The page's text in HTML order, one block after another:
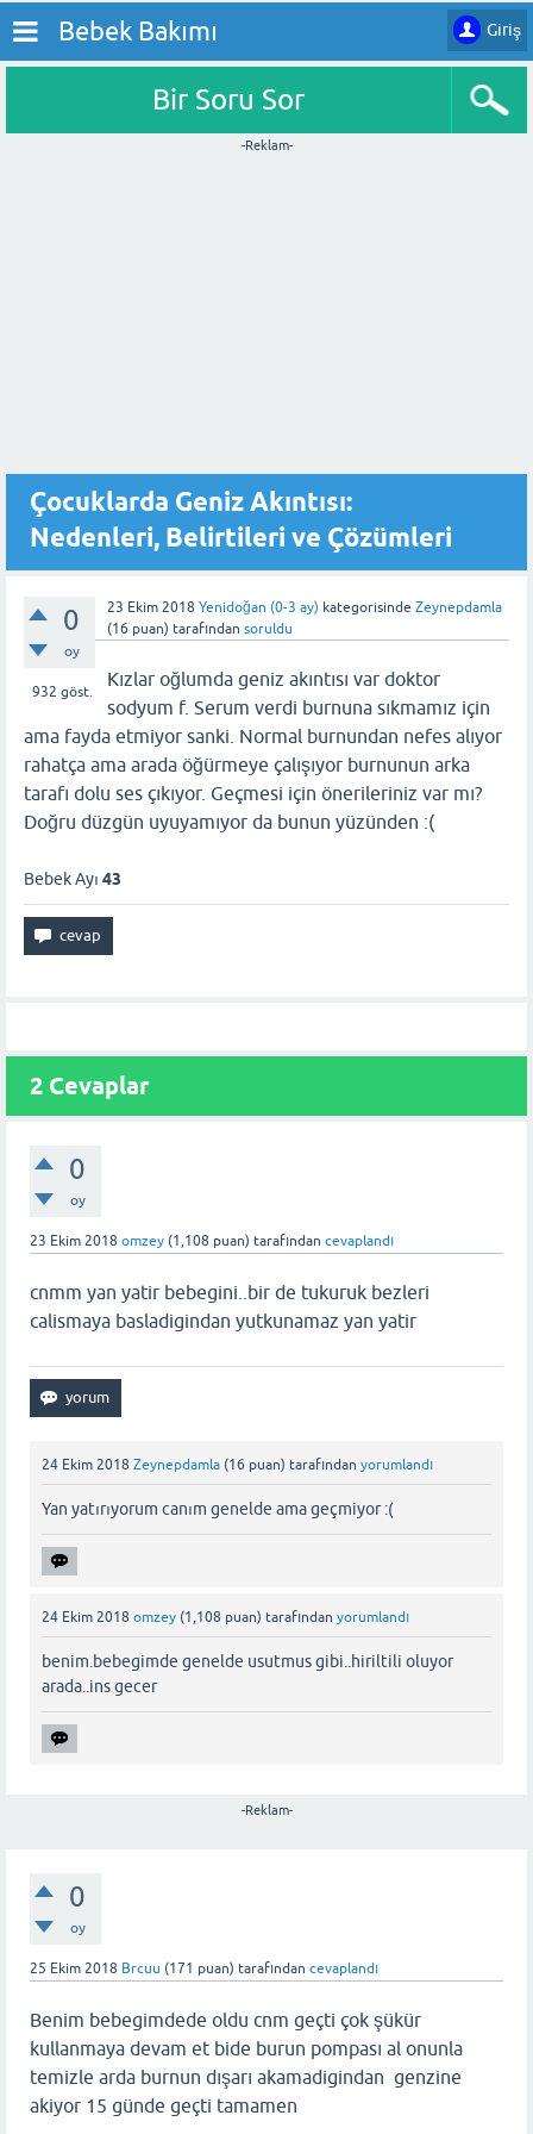
Giriş
Bebek Bakımı
Bir Soru Sor
-Reklam-
Çocuklarda Geniz Akıntısı:
Nedenleri, Belirtileri ve Çözümleri
0
oy
932 göst.
23 Ekim 2018 Yenidoğan (0-3 ay) kategorisinde Zeynepdamla
(16 puan) tarafından soruldu
Kızlar oğlumda geniz akıntısı var doktor
sodyum f. Serum verdi burnuna sıkmamız için
ama fayda etmiyor sanki. Normal burnundan nefes alıyor
rahatça ama arada öğürmeye çalışıyor burnunun arka
tarafı dolu ses çıkıyor. Geçmesi için önerileriniz var mı?
Doğru düzgün uyuyamıyor da bunun yüzünden :(
Bebek Ayı 43
2 Cevaplar
0
oy
23 Ekim 2018 omzey (1,108 puan) tarafından cevaplandı
cnmm yan yatir bebegini..bir de tukuruk bezleri
calismaya basladigindan yutkunamaz yan yatir
24 Ekim 2018 Zeynepdamla (16 puan) tarafından yorumlandı
Yan yatırıyorum canım genelde ama geçmiyor :(
24 Ekim 2018 omzey (1,108 puan) tarafından yorumlandı
benim.bebegimde genelde usutmus gibi..hiriltili oluyor
arada..ins gecer
-Reklam-
0
oy
25 Ekim 2018 Brcuu (171 puan) tarafından cevaplandı
Benim bebegimdede oldu cnm geçti çok şükür
kullanmaya devam et bide burun pompası al onunla
temizle arda burnun dışarı akamadigindan genzine
akiyor 15 günde geçti tamamen